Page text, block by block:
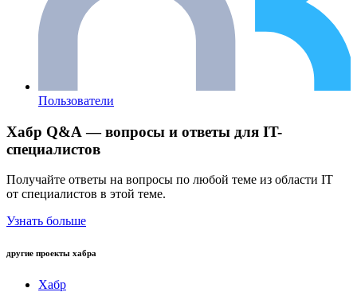
Пользователи
Хабр Q&A — вопросы и ответы для IT-
специалистов
Получайте ответы на вопросы по любой теме из области IT
от специалистов в этой теме.
Узнать больше
другие проекты хабра
Хабр